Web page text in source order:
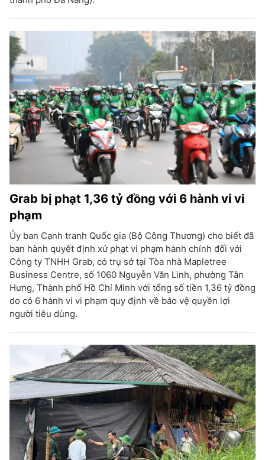
Grab bị phạt 1,36 tỷ đồng với 6 hành vi vi
phạm
Ủy ban Cạnh tranh Quốc gia (Bộ Công Thương) cho biết đã
ban hành quyết định xử phạt vi phạm hành chính đối với
Công ty TNHH Grab, có trụ sở tại Tòa nhà Mapletree
Business Centre, số 1060 Nguyễn Văn Linh, phường Tân
Hưng, Thành phố Hồ Chí Minh với tổng số tiền 1,36 tỷ đồng
do có 6 hành vi vi phạm quy định về bảo vệ quyền lợi
người tiêu dùng.